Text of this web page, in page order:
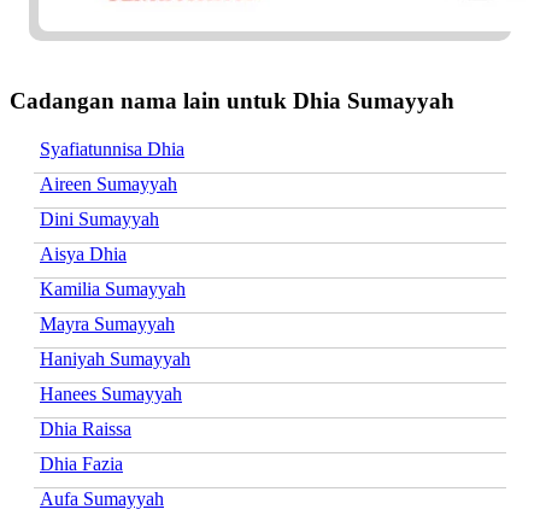
Cadangan nama lain untuk Dhia Sumayyah
Syafiatunnisa Dhia
Aireen Sumayyah
Dini Sumayyah
Aisya Dhia
Kamilia Sumayyah
Mayra Sumayyah
Haniyah Sumayyah
Hanees Sumayyah
Dhia Raissa
Dhia Fazia
Aufa Sumayyah